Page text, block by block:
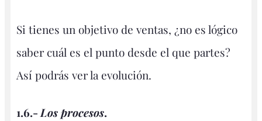
Si tienes un objetivo de ventas, ¿no es lógico
saber cuál es el punto desde el que partes?
Así podrás ver la evolución.
1.6.- Los procesos.